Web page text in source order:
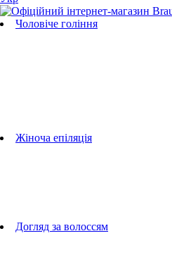
Чоловіче гоління
Жіноча епіляція
Догляд за волоссям